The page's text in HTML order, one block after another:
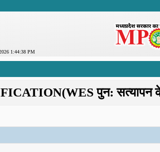
1:44:39 PM
पुन: सत्यापन के